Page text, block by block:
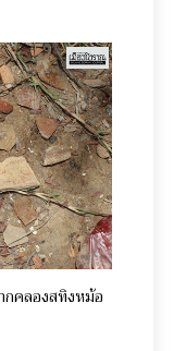
คลองสทิงหม้อ